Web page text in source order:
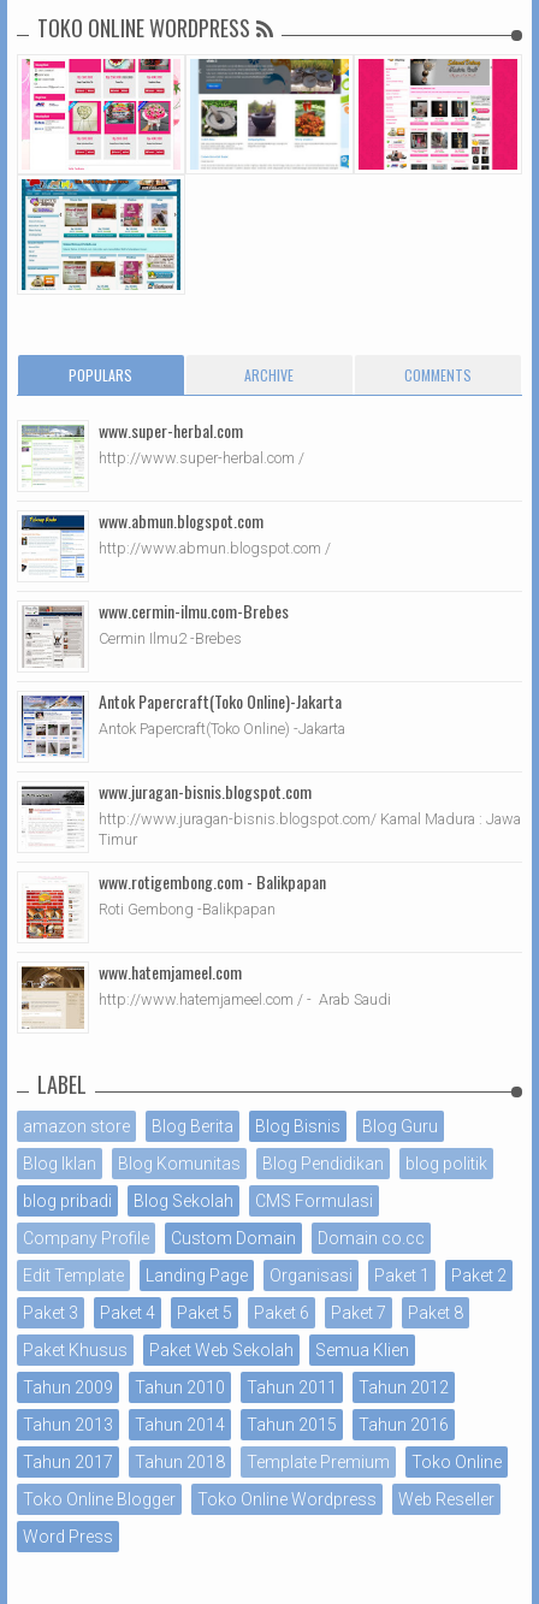
TOKO ONLINE WORDPRESS
POPULARS ARCHIVE COMMENTS
www.super-herbal.com
http://www.super-herbal.com /
www.abmun.blogspot.com
http://www.abmun.blogspot.com /
www.cermin-ilmu.com-Brebes
Cermin Ilmu2 -Brebes
Antok Papercraft(Toko Online)-Jakarta
Antok Papercraft(Toko Online) -Jakarta
www.juragan-bisnis.blogspot.com
http://www.juragan-bisnis.blogspot.com/ Kamal Madura : Jawa
Timur
www.rotigembong.com - Balikpapan
Roti Gembong -Balikpapan
www.hatemjameel.com
http://www.hatemjameel.com / - Arab Saudi
LABEL
amazon store Blog Berita Blog Bisnis
Blog Guru
Blog Iklan
Blog Komunitas Blog Pendidikan
blog politik
blog pribadi
Blog Sekolah
CMS Formulasi
Company Profile
Custom Domain
Domain co.cc
Edit Template
Landing Page Organisasi Paket 1
Paket 2
Paket 3
Paket 4 Paket 5 Paket 6 Paket 7
Paket 8
Paket Khusus
Paket Web Sekolah
Semua Klien
Tahun 2009
Tahun 2010 Tahun 2011
Tahun 2012
Tahun 2013
Tahun 2014 Tahun 2015
Tahun 2016
Tahun 2017
Tahun 2018 Template Premium
Toko Online
Toko Online Blogger
Toko Online Wordpress
Web Reseller
Word Press